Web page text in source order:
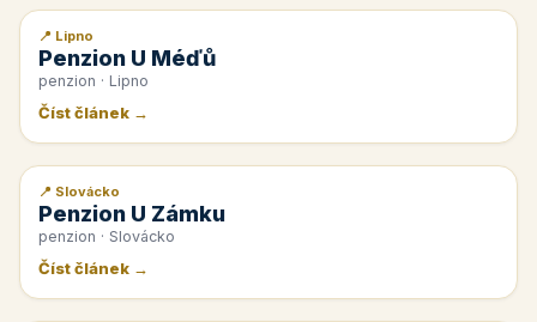
📰 PR článek
📍 Lipno
Penzion U Méďů
penzion · Lipno
Číst článek →
📰 PR článek
📍 Slovácko
Penzion U Zámku
penzion · Slovácko
Číst článek →